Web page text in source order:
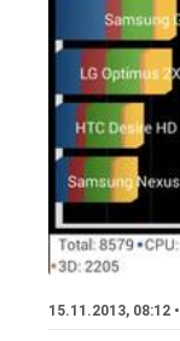
15.11.2013, 08:12 •